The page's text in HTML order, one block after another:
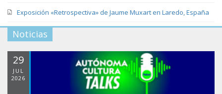
Exposición «Retrospectiva» de Jaume Muxart en Laredo, España
Noticias
29
JUL
2026